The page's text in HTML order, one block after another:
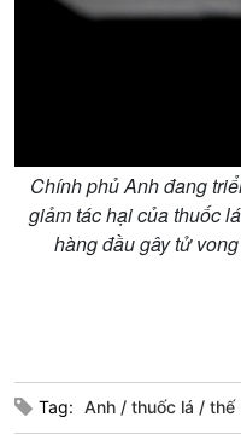
Chuyển đổi Xanh
Tài nguyên và Môi trường
Chính phủ Anh đang
giảm tác hại của thuốc
hàng đầu gây tử
Tag: Anh thuốc lá thế